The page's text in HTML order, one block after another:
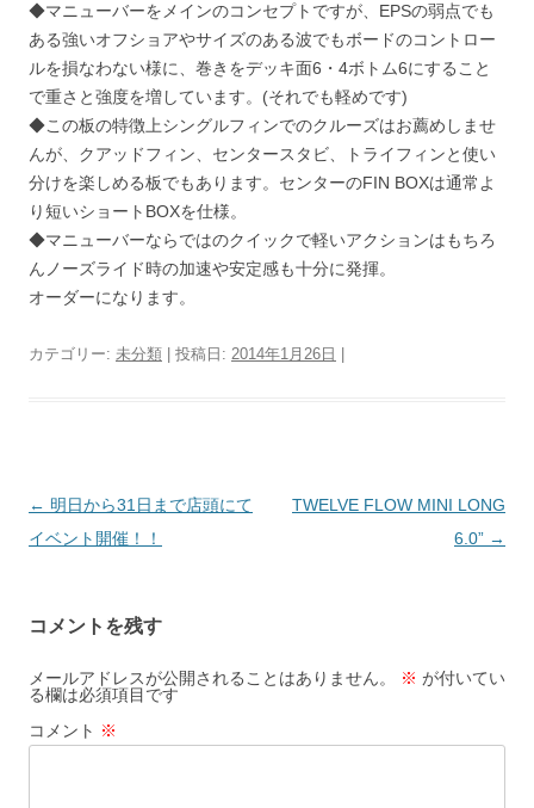
◆マニューバーをメインのコンセプトですが、EPSの弱点でも
ある強いオフショアやサイズのある波でもボードのコントロー
ルを損なわない様に、巻きをデッキ面6・4ボトム6にすること
で重さと強度を増しています。(それでも軽めです)
◆この板の特徴上シングルフィンでのクルーズはお薦めしませ
んが、クアッドフィン、センタースタビ、トライフィンと使い
分けを楽しめる板でもあります。センターのFIN BOXは通常よ
り短いショートBOXを仕様。
◆マニューバーならではのクイックで軽いアクションはもちろ
んノーズライド時の加速や安定感も十分に発揮。
オーダーになります。
カテゴリー: 未分類 | 投稿日: 2014年1月26日
投
稿
ゲ
ー
シ
ョ
← 明日から31日まで店頭にて
イベント開催！！
TWELVE FLOW MINI LONG
6.0” →
コメントを残す
メールアドレスが公開されることはありません。 ※ が付いてい
る欄は必須項目です
コメント ※